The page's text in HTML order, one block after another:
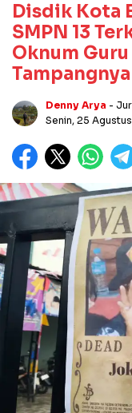
Disdik Kota
SMPN 13
Oknum
Tampangnya
Denny Arya -
Senin, 25